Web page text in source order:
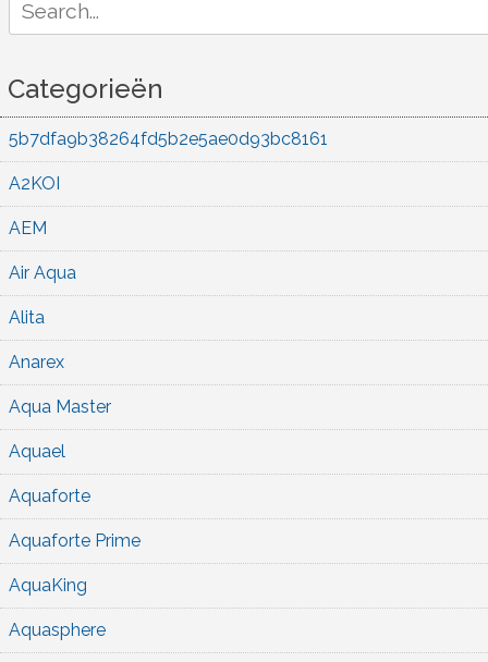
for:
Categorieën
5b7dfa9b38264fd5b2e5ae0d93bc8161
A2KOI
AEM
Air Aqua
Alita
Anarex
Aqua Master
Aquael
Aquaforte
Aquaforte Prime
AquaKing
Aquasphere